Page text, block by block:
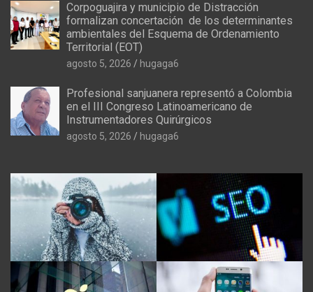
Corpoguajira y municipio de Distracción
formalizan concertación de los determinantes
ambientales del Esquema de Ordenamiento
Territorial (EOT)
agosto 5, 2026 hugaga6
Profesional sanjuanera representó a Colombia
en el III Congreso Latinoamericano de
Instrumentadores Quirúrgicos
agosto 5, 2026 hugaga6